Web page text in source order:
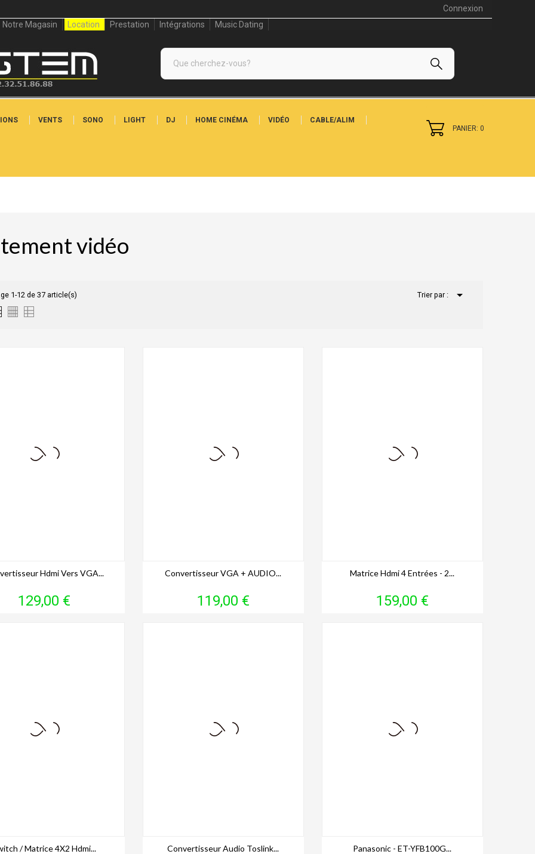
Connexion
Notre Magasin
Location Prestation Intégrations Music Dating
VENTS SONO LIGHT DJ HOME CINÉMA VIDÉO
CABLE/ALIM
PANIER: 0
vidéo
1-12 de 37 article(s) Trier par : 
Hdmi Vers VGA...
Prix
129,00 €
Convertisseur VGA + AUDIO...
Prix
119,00 €
Matrice Hdmi 4 Entrées - 2...
Prix
159,00 €
/ Matrice 4X2 Hdmi... Convertisseur Audio Toslink... Panasonic - ET-YFB100G...